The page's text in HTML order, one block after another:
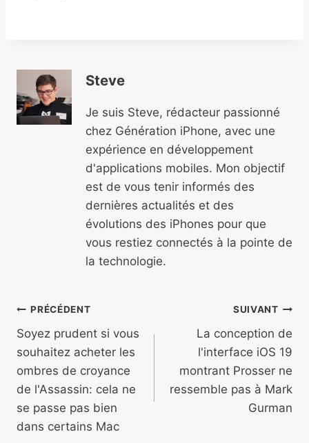
Steve
Je suis Steve, rédacteur passionné
chez Génération iPhone, avec une
expérience en développement
d'applications mobiles. Mon objectif
est de vous tenir informés des
dernières actualités et des
évolutions des iPhones pour que
vous restiez connectés à la pointe de
la technologie.
Navigation
de
l’article
PRÉCÉDENT
Soyez prudent si vous
souhaitez acheter les
ombres de croyance
de l'Assassin: cela ne
se passe pas bien
dans certains Mac
SUIVANT
La conception de
l'interface iOS 19
montrant Prosser ne
ressemble pas à Mark
Gurman